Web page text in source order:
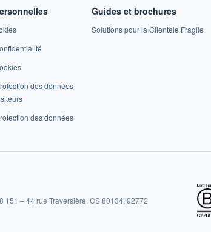
des données
des données
Guides et brochures
Solutions pour la Clientèle Fragile
151 – 44 rue Traversière, CS 80134, 92772